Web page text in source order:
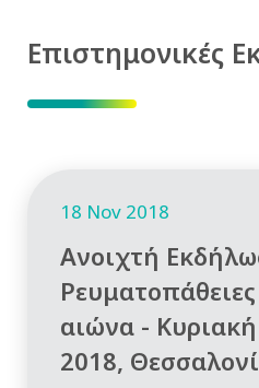
Επιστημονικές
18 Nov 2018
Ανοιχτή
αιώνα -
2018,